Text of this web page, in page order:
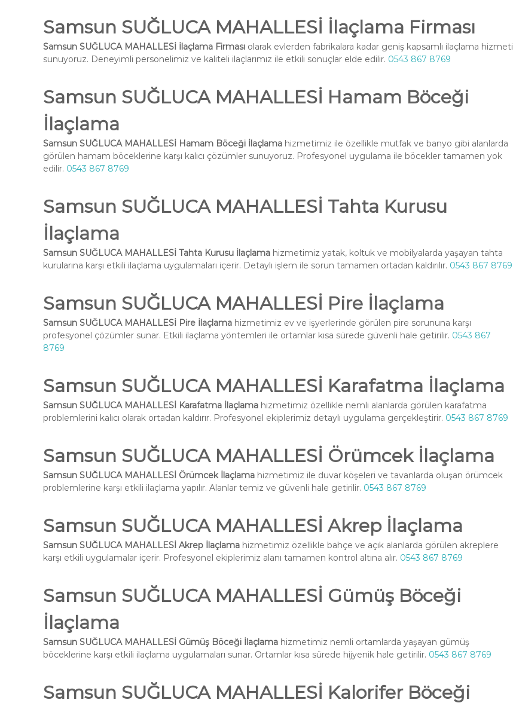
Samsun SUĞLUCA MAHALLESİ İlaçlama Firması
Samsun SUĞLUCA MAHALLESİ İlaçlama Firması olarak evlerden fabrikalara kadar geniş kapsamlı ilaçlama hizmeti
sunuyoruz. Deneyimli personelimiz ve kaliteli ilaçlarımız ile etkili sonuçlar elde edilir. 0543 867 8769
Samsun SUĞLUCA MAHALLESİ Hamam Böceği
İlaçlama
Samsun SUĞLUCA MAHALLESİ Hamam Böceği İlaçlama hizmetimiz ile özellikle mutfak ve banyo gibi alanlarda
görülen hamam böceklerine karşı kalıcı çözümler sunuyoruz. Profesyonel uygulama ile böcekler tamamen yok
edilir. 0543 867 8769
Samsun SUĞLUCA MAHALLESİ Tahta Kurusu
İlaçlama
Samsun SUĞLUCA MAHALLESİ Tahta Kurusu İlaçlama hizmetimiz yatak, koltuk ve mobilyalarda yaşayan tahta
kurularına karşı etkili ilaçlama uygulamaları içerir. Detaylı işlem ile sorun tamamen ortadan kaldırılır. 0543 867 8769
Samsun SUĞLUCA MAHALLESİ Pire İlaçlama
Samsun SUĞLUCA MAHALLESİ Pire İlaçlama hizmetimiz ev ve işyerlerinde görülen pire sorununa karşı
profesyonel çözümler sunar. Etkili ilaçlama yöntemleri ile ortamlar kısa sürede güvenli hale getirilir. 0543 867
8769
Samsun SUĞLUCA MAHALLESİ Karafatma İlaçlama
Samsun SUĞLUCA MAHALLESİ Karafatma İlaçlama hizmetimiz özellikle nemli alanlarda görülen karafatma
problemlerini kalıcı olarak ortadan kaldırır. Profesyonel ekiplerimiz detaylı uygulama gerçekleştirir. 0543 867 8769
Samsun SUĞLUCA MAHALLESİ Örümcek İlaçlama
Samsun SUĞLUCA MAHALLESİ Örümcek İlaçlama hizmetimiz ile duvar köşeleri ve tavanlarda oluşan örümcek
problemlerine karşı etkili ilaçlama yapılır. Alanlar temiz ve güvenli hale getirilir. 0543 867 8769
Samsun SUĞLUCA MAHALLESİ Akrep İlaçlama
Samsun SUĞLUCA MAHALLESİ Akrep İlaçlama hizmetimiz özellikle bahçe ve açık alanlarda görülen akreplere
karşı etkili uygulamalar içerir. Profesyonel ekiplerimiz alanı tamamen kontrol altına alır. 0543 867 8769
Samsun SUĞLUCA MAHALLESİ Gümüş Böceği
İlaçlama
Samsun SUĞLUCA MAHALLESİ Gümüş Böceği İlaçlama hizmetimiz nemli ortamlarda yaşayan gümüş
böceklerine karşı etkili ilaçlama uygulamaları sunar. Ortamlar kısa sürede hijyenik hale getirilir. 0543 867 8769
Samsun SUĞLUCA MAHALLESİ Kalorifer Böceği